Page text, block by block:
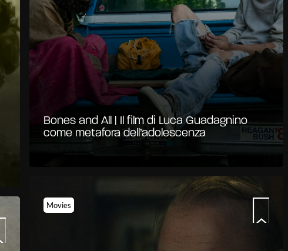
Bones and All | Il film di Luca Guadagnino
come metafora dell’adolescenza
Movies